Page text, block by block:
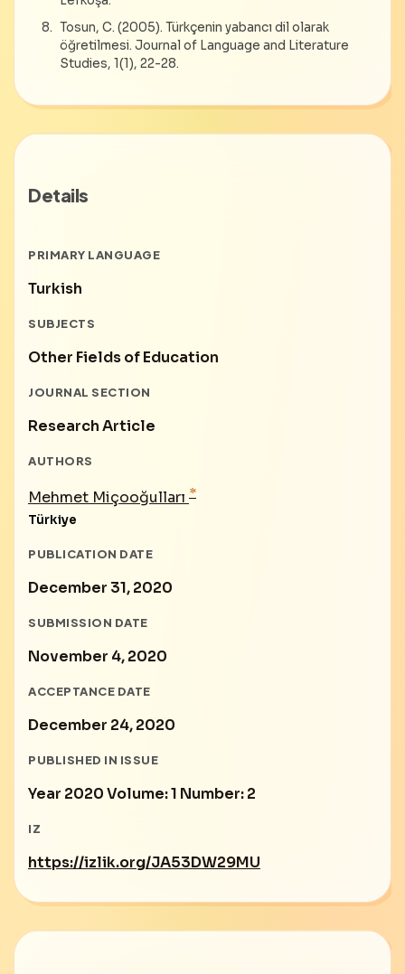
Tosun, C. (2005). Türkçenin yabancı dil olarak
öğretilmesi. Journal of Language and Literature
Studies, 1(1), 22-28.
Details
PRIMARY LANGUAGE
Turkish
SUBJECTS
Other Fields of Education
JOURNAL SECTION
Research Article
AUTHORS
Mehmet Miçooğulları *
Türkiye
PUBLICATION DATE
December 31, 2020
SUBMISSION DATE
November 4, 2020
ACCEPTANCE DATE
December 24, 2020
PUBLISHED IN ISSUE
Year 2020 Volume: 1 Number: 2
IZ
https://izlik.org/JA53DW29MU